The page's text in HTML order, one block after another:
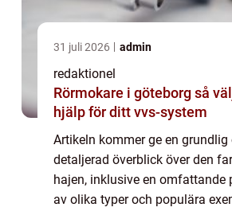
31 juli 2026 admin
redaktionel
Rörmokare i göteborg så väljer du rätt
hjälp för ditt vvs-system
Artikeln kommer ge en grundlig
detaljerad överblick över den
hajen, inklusive en omfattande
av olika typer och populära